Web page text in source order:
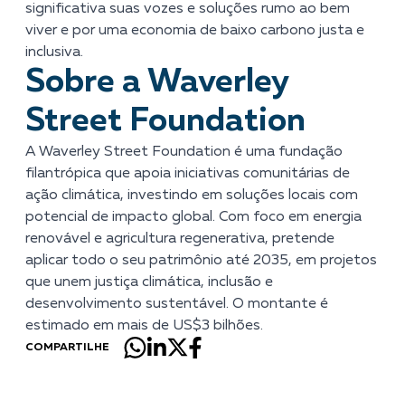
significativa suas vozes e soluções rumo ao bem
viver e por uma economia de baixo carbono justa e
inclusiva.
Sobre a Waverley
Street Foundation
A Waverley Street Foundation é uma fundação
filantrópica que apoia iniciativas comunitárias de
ação climática, investindo em soluções locais com
potencial de impacto global. Com foco em energia
renovável e agricultura regenerativa, pretende
aplicar todo o seu patrimônio até 2035, em projetos
que unem justiça climática, inclusão e
desenvolvimento sustentável. O montante é
estimado em mais de US$3 bilhões.
COMPARTILHE